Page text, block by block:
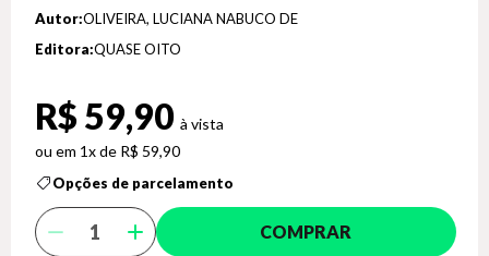
Autor:OLIVEIRA, LUCIANA NABUCO DE
Editora:QUASE OITO
R$ 59,90
1x de R$ 59,90
Opções de parcelamento
COMPRAR